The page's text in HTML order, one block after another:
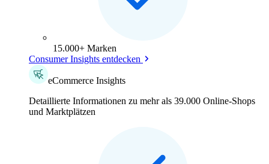
15.000+ Marken
Consumer Insights entdecken
eCommerce Insights
Detaillierte Informationen zu mehr als 39.000 Online-Shops
und Marktplätzen